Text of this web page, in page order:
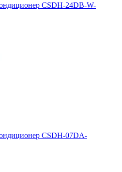
CSDH-24DB-W-
CSDH-07DA-